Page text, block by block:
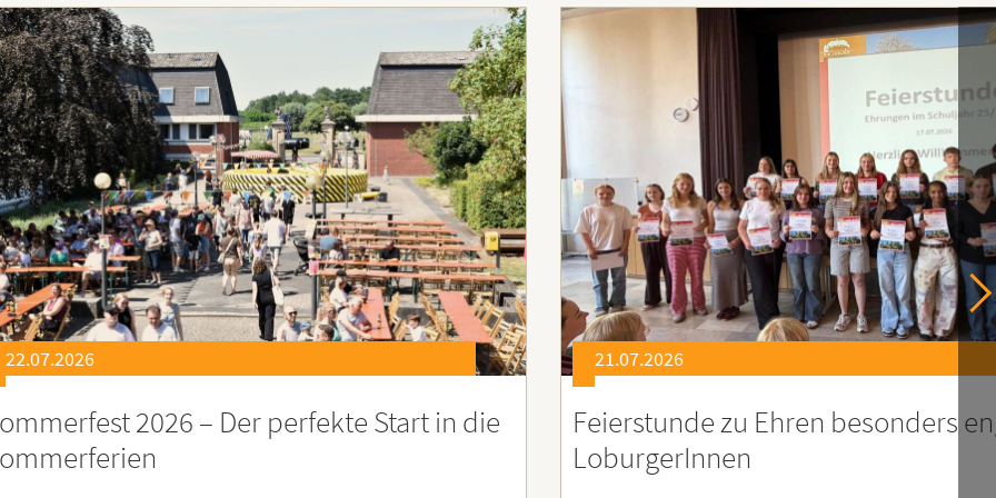
21.07.2026
zu Ehren besonders engagierter
21.07.2026
Soziales Engagement für
Ruanda – Wir sind dabei!